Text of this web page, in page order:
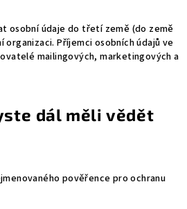
osobní údaje do třetí země (do země
organizaci. Příjemci osobních údajů ve
mailingových, marketingových a
dál měli vědět
pověřence pro ochranu